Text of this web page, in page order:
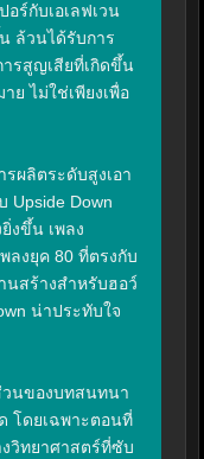
อร์กับเอเลฟเวน
ล้วนได้รับการ
รสูญเสียที่เกิดขึ้น
ไม่ใช่เพียงเพื่อ
ผลิตระดับสูงเอา
Upside Down
งขึ้น เพลง
ลงยุค 80 ที่ตรงกับ
นสร้างสำหรับฮอว์
น่าประทับใจ
วนของบทสนทนา
โดยเฉพาะตอนที่
วิทยาศาสตร์ที่ซับ